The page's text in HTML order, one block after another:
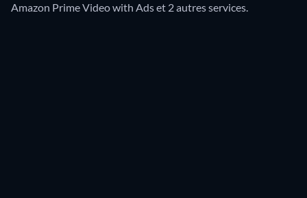
Amazon Prime Video with Ads et 2 autres services.